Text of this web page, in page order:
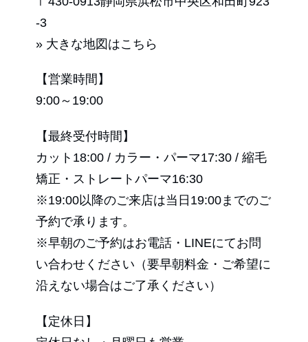
-3
» 大きな地図はこちら
【営業時間】
9:00～19:00
【最終受付時間】
カット18:00 / カラー・パーマ17:30 / 縮毛
矯正・ストレートパーマ16:30
※19:00以降のご来店は当日19:00までのご
予約で承ります。
※早朝のご予約はお電話・LINEにてお問
い合わせください（要早朝料金・ご希望に
沿えない場合はご了承ください）
【定休日】